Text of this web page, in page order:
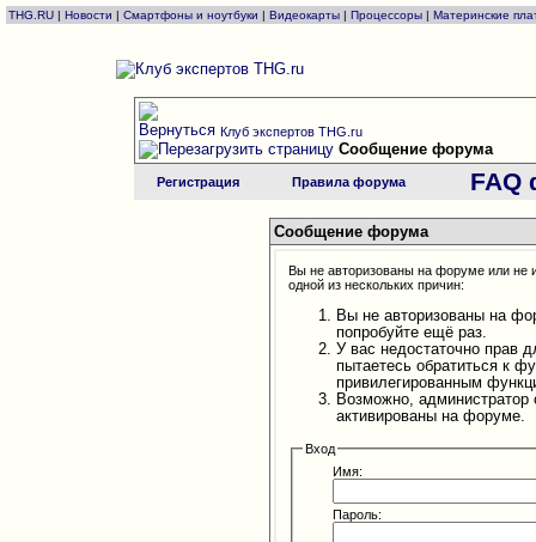
THG.RU | Новости | Смартфоны и ноутбуки | Видеокарты | Процессоры | Материнские
Клуб экспертов THG.ru
Сообщение форума
Регистрация Правила форума FAQ
Сообщение форума
Вы не авторизованы на форуме или не
одной из нескольких причин:
Вы не авторизованы на
попробуйте ещё раз.
У вас недостаточно прав
пытаетесь обратиться к
привилегированным
Возможно,
активированы на форуме.
Вход
Имя:
Пароль: